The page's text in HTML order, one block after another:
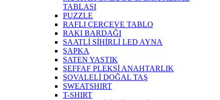
TABLASI
PUZZLE
RAFLI ÇERÇEVE TABLO
RAKI BARDAĞI
SAATLİ SİHİRLİ LED AYNA
ŞAPKA
SATEN YASTIK
ŞEFFAF PLEKSİ ANAHTARLIK
ŞOVALELİ DOĞAL TAŞ
SWEATSHIRT
T-SHIRT